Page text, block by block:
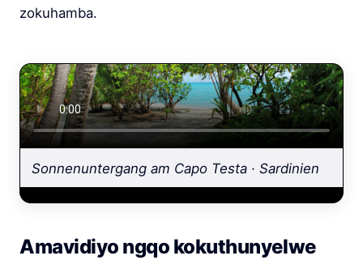
zokuhamba.
Sonnenuntergang am Capo Testa · Sardinien
Amavidiyo ngqo kokuthunyelwe